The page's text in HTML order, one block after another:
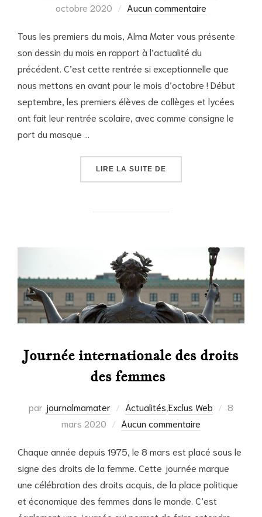
octobre 2020
Aucun commentaire
Tous les premiers du mois, Alma Mater vous présente
son dessin du mois en rapport à l’actualité du
précédent. C’est cette rentrée si exceptionnelle que
nous mettons en avant pour le mois d’octobre ! Début
septembre, les premiers élèves de collèges et lycées
ont fait leur rentrée scolaire, avec comme consigne le
port du masque …
LIRE LA SUITE DE
Journée internationale des droits
des femmes
par journalmamater Actualités,Exclus Web
Publié
8
mars 2020
Aucun commentaire
Chaque année depuis 1975, le 8 mars est placé sous le
signe des droits de la femme. Cette journée marque
une célébration des droits acquis, de la place politique
et économique des femmes dans le monde. C’est